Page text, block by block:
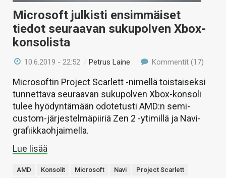
Microsoft julkisti ensimmäiset
tiedot seuraavan sukupolven Xbox-
konsolista
10.6.2019 - 22:52 /Petrus Laine Kommentit (17)
Microsoftin Project Scarlett -nimellä toistaiseksi
tunnettava seuraavan sukupolven Xbox-konsoli
tulee hyödyntämään odotetusti AMD:n semi-
custom-järjestelmäpiiriä Zen 2 -ytimillä ja Navi-
grafiikkaohjaimella.
Lue lisää
AMD Konsolit Microsoft Navi
Project Scarlett